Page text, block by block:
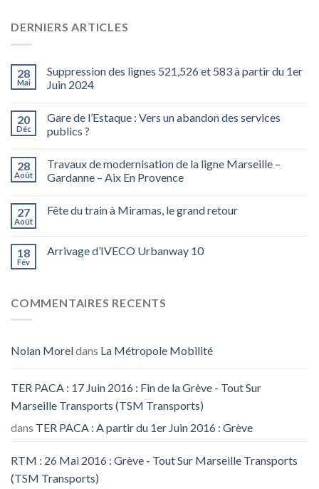
DERNIERS ARTICLES
28
Mai
Suppression des lignes 521,526 et 583 à partir du 1er
Juin 2024
20
Déc
Gare de l’Estaque : Vers un abandon des services
publics ?
28
Août
Travaux de modernisation de la ligne Marseille –
Gardanne – Aix En Provence
27
Août
Fête du train à Miramas, le grand retour
18
Fév
Arrivage d’IVECO Urbanway 10
COMMENTAIRES RECENTS
Nolan Moreldans La Métropole Mobilité
TER PACA : 17 Juin 2016 : Fin de la Grève - Tout Sur
Marseille Transports (TSM Transports)
dans TER PACA : A partir du 1er Juin 2016 : Grève
RTM : 26 Mai 2016 : Grève - Tout Sur Marseille Transports
(TSM Transports)